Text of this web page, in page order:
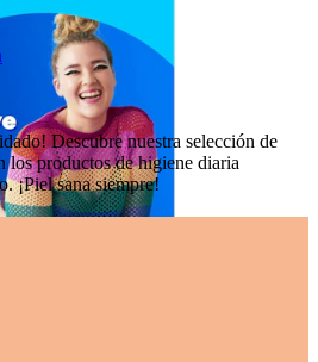
Descubre nuestra selección de
los productos de higiene diaria
¡Piel sana siempre!